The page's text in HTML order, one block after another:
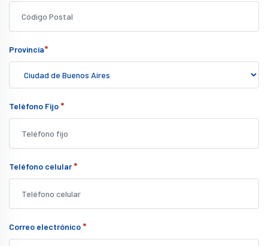
Provincia*
Teléfono Fijo*
Teléfono celular*
Correo electrónico*